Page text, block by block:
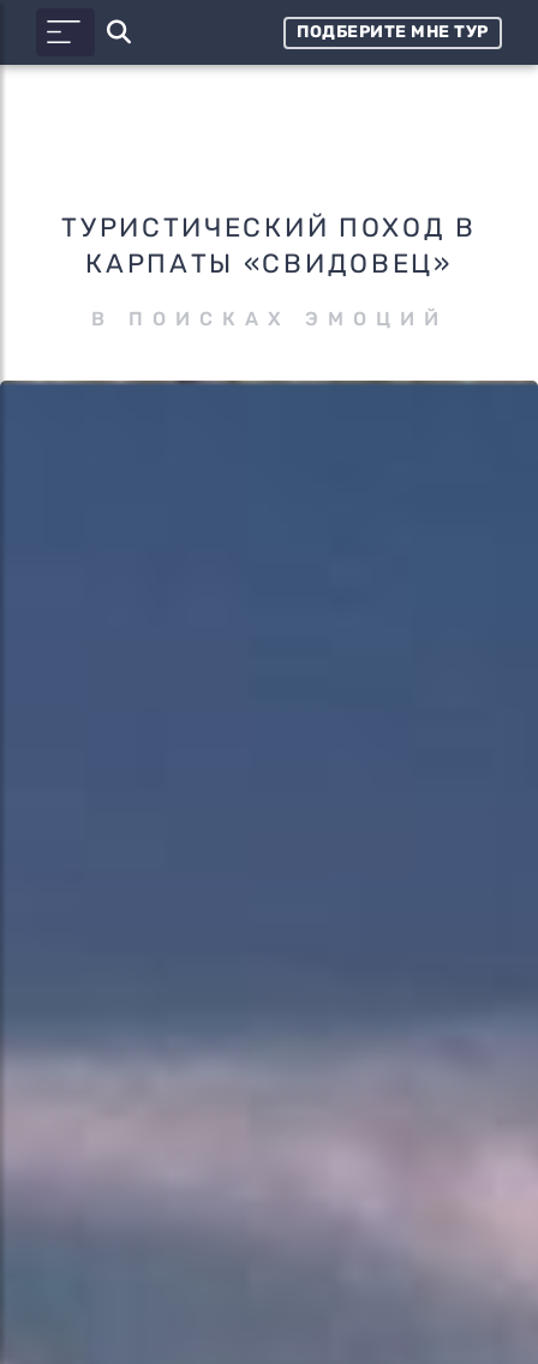
ПОДБЕРИТЕ МНЕ ТУР
ТУРИСТИЧЕСКИЙ ПОХОД В
КАРПАТЫ «СВИДОВЕЦ»
В ПОИСКАХ ЭМОЦИЙ